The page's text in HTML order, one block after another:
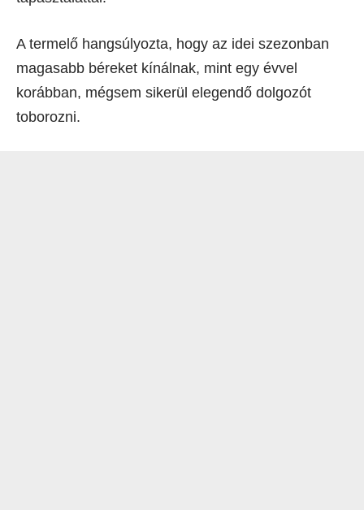
A termelő hangsúlyozta, hogy az idei szezonban
magasabb béreket kínálnak, mint egy évvel
korábban, mégsem sikerül elegendő dolgozót
toborozni.